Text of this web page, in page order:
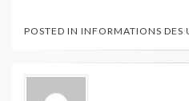
POSTED IN INFORMATIONS DES